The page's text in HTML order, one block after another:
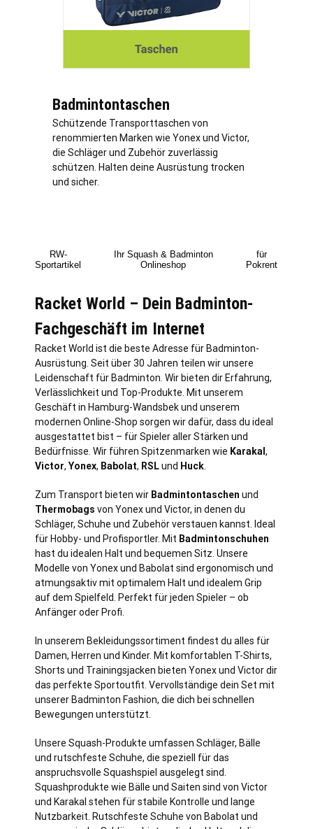
Badmintontaschen
Schützende Transporttaschen von
renommierten Marken wie Yonex und Victor,
die Schläger und Zubehör zuverlässig
schützen. Halten deine Ausrüstung trocken
und sicher.
RW-
Sportartikel
Ihr Squash & Badminton
Onlineshop
für
Pokrent
Racket World – Dein Badminton-
Fachgeschäft im Internet
Racket World ist die beste Adresse für Badminton-
Ausrüstung. Seit über 30 Jahren teilen wir unsere
Leidenschaft für Badminton. Wir bieten dir Erfahrung,
Verlässlichkeit und Top-Produkte. Mit unserem
Geschäft in Hamburg-Wandsbek und unserem
modernen Online-Shop sorgen wir dafür, dass du ideal
ausgestattet bist – für Spieler aller Stärken und
Bedürfnisse. Wir führen Spitzenmarken wie Karakal ,
Victor, Yonex, Babolat, RSLund Huck
Zum Transport bieten wir Badmintontaschen und
Thermobags von Yonex und Victor, in denen du
Schläger, Schuhe und Zubehör verstauen kannst. Ideal
für Hobby- und Profisportler. Mit Badmintonschuhen
hast du idealen Halt und bequemen Sitz. Unsere
Modelle von Yonex und Babolat sind ergonomisch und
atmungsaktiv mit optimalem Halt und idealem Grip
auf dem Spielfeld. Perfekt für jeden Spieler – ob
Anfänger oder Profi.
In unserem Bekleidungssortiment findest du alles für
Damen, Herren und Kinder. Mit komfortablen T-Shirts,
Shorts und Trainingsjacken bieten Yonex und Victor dir
das perfekte Sportoutfit. Vervollständige dein Set mit
unserer Badminton Fashion, die dich bei schnellen
Bewegungen unterstützt.
Unsere Squash-Produkte umfassen Schläger, Bälle
und rutschfeste Schuhe, die speziell für das
anspruchsvolle Squashspiel ausgelegt sind.
Squashprodukte wie Bälle und Saiten sind von Victor
und Karakal stehen für stabile Kontrolle und lange
Nutzbarkeit. Rutschfeste Schuhe von Babolat und